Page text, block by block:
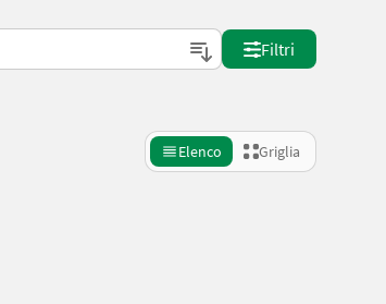
Filtri
Elenco Griglia